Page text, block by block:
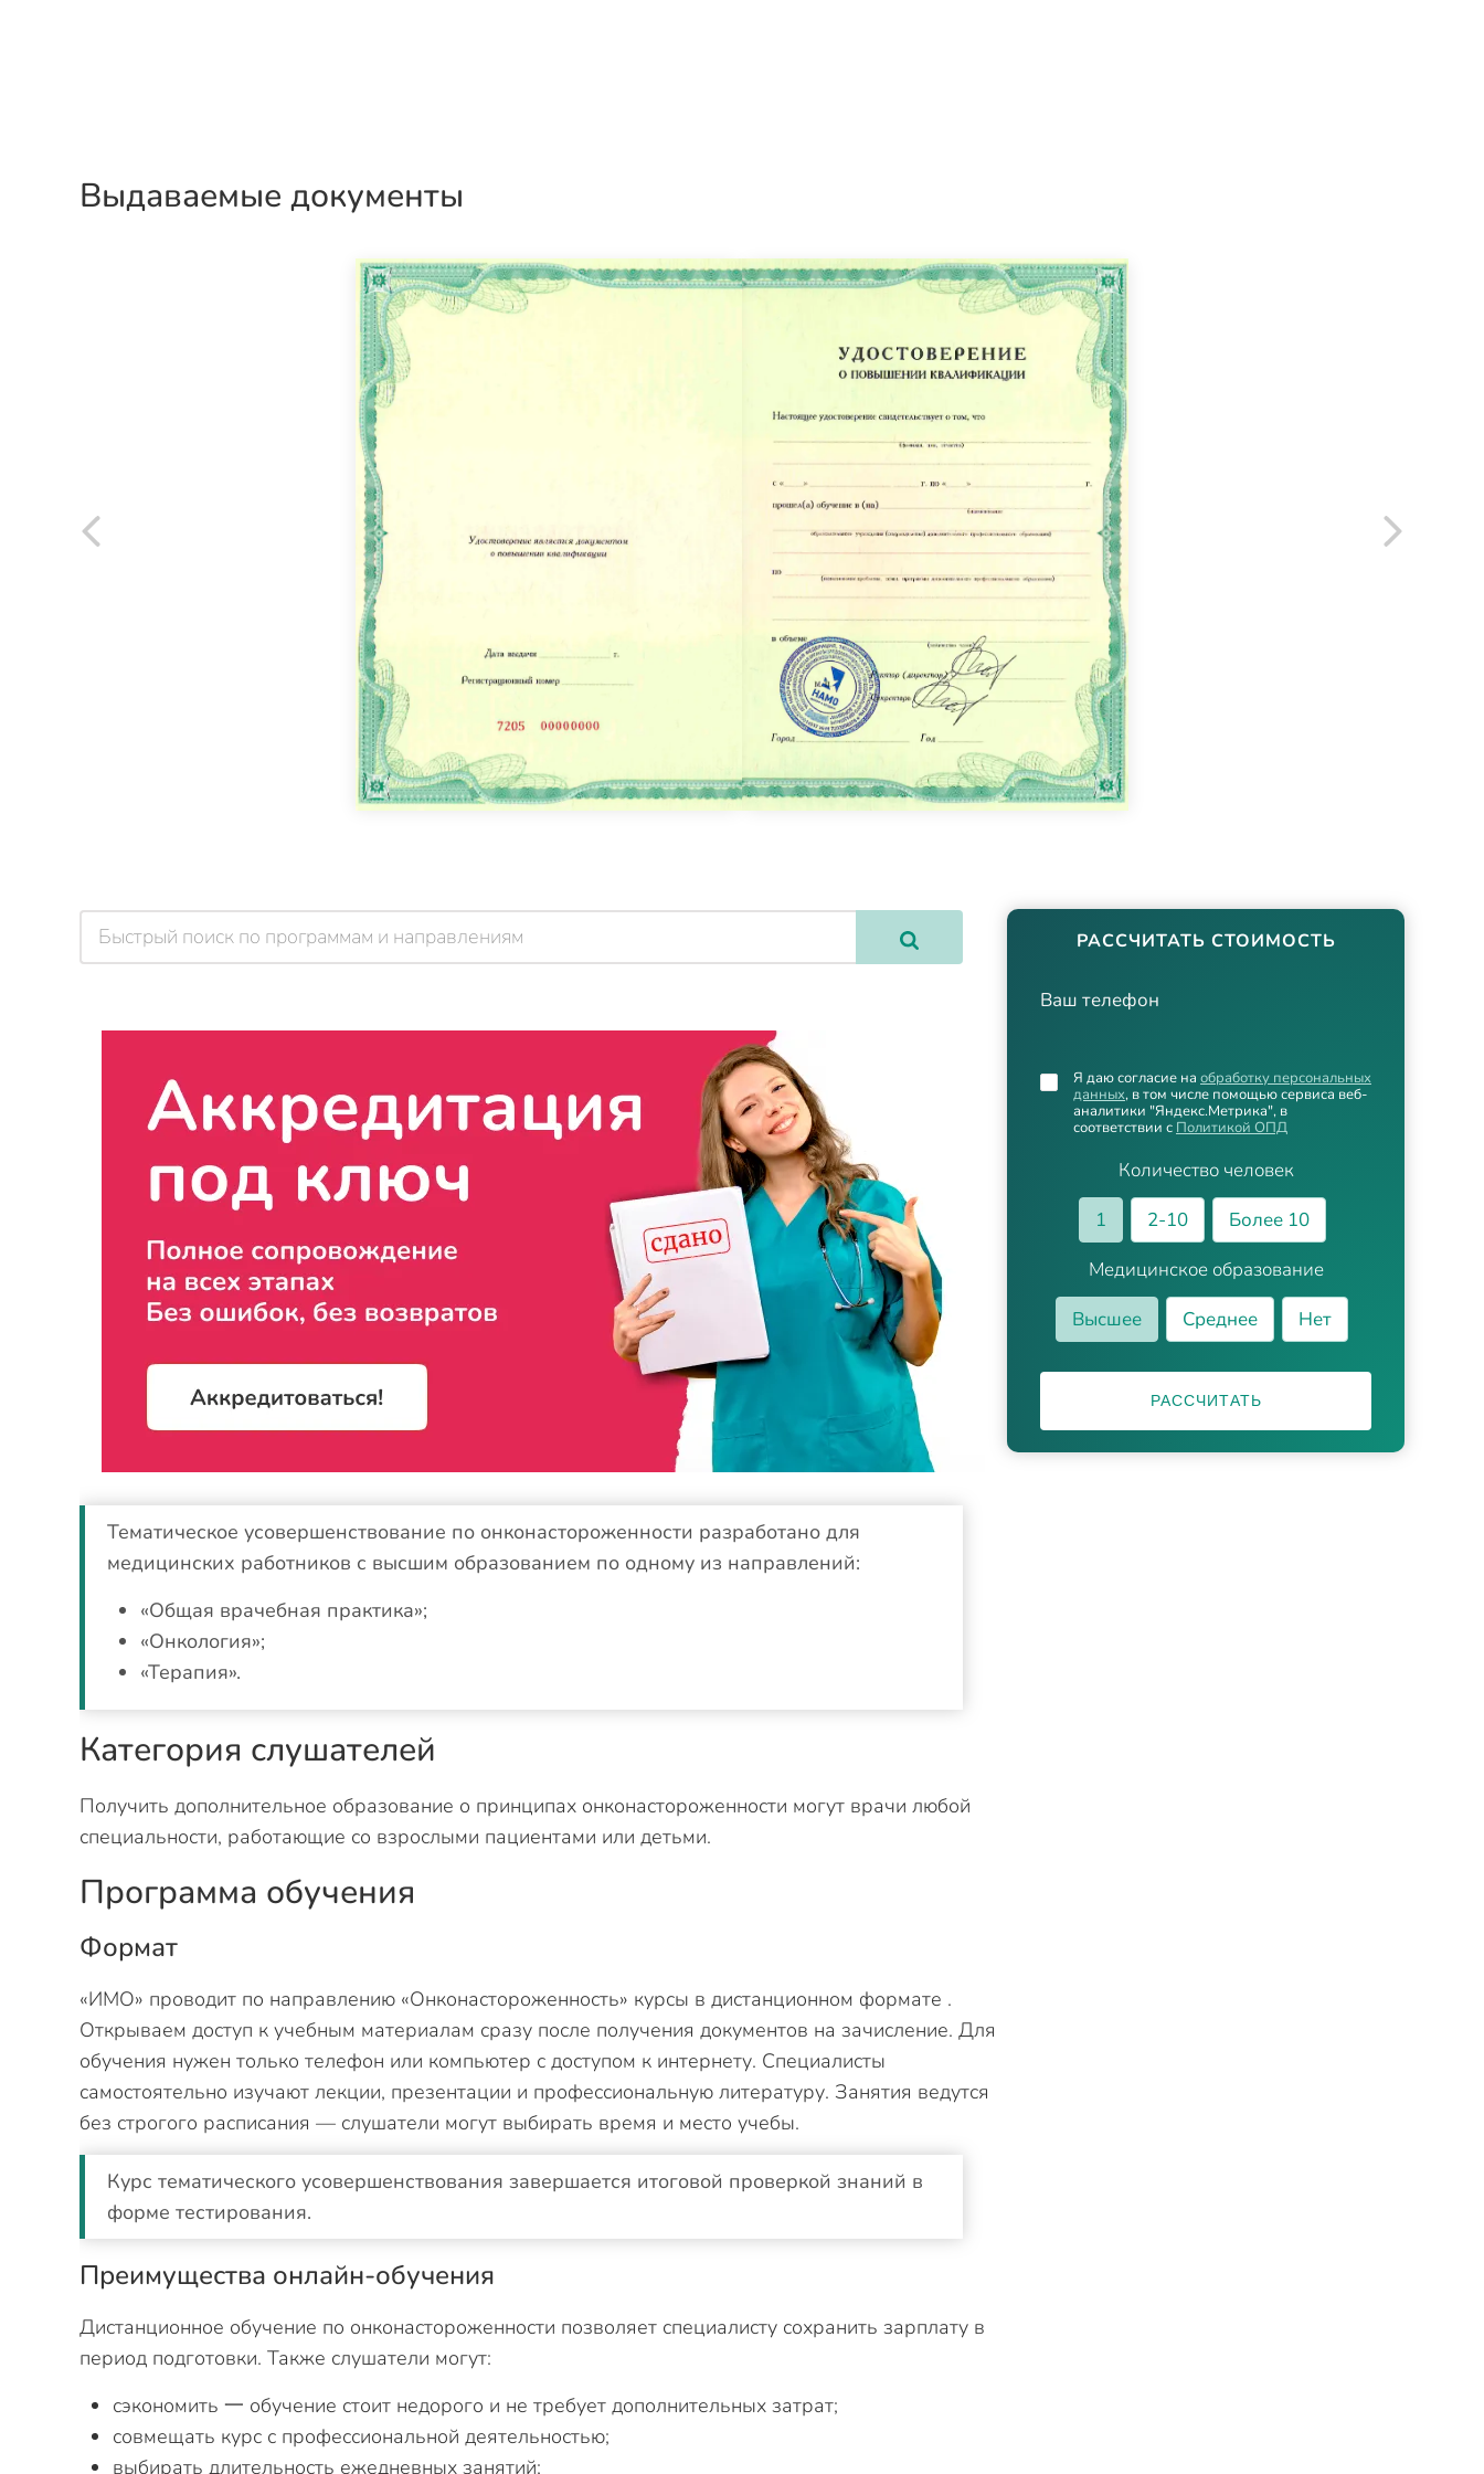
Выдаваемые документы
РАССЧИТАТЬ СТОИМОСТЬ
Ваш телефон
Количество человек
1
2-10
Более 10
Медицинское образование
Высшее
Среднее Нет
Я даю согласие на обработку персональных
данных, в том числе помощью сервиса веб-
аналитики "Яндекс.Метрика", в
соответствии с Политикой ОПД
РАССЧИТАТЬ
Тематическое усовершенствование по онконастороженности разработано для
медицинских работников с высшим образованием по одному из направлений:
«Общая врачебная практика»;
«Онкология»;
«Терапия».
Категория слушателей
Получить дополнительное образование о принципах онконастороженности могут врачи любой
специальности, работающие со взрослыми пациентами или детьми.
Программа обучения
Формат
«ИМО» проводит по направлению «Онконастороженность» курсы в дистанционном формате .
Открываем доступ к учебным материалам сразу после получения документов на зачисление. Для
обучения нужен только телефон или компьютер с доступом к интернету. Специалисты
самостоятельно изучают лекции, презентации и профессиональную литературу. Занятия ведутся
без строгого расписания — слушатели могут выбирать время и место учебы.
Курс тематического усовершенствования завершается итоговой проверкой знаний в
форме тестирования.
Преимущества онлайн-обучения
Дистанционное обучение по онконастороженности позволяет специалисту сохранить зарплату в
период подготовки. Также слушатели могут:
сэкономить 一 обучение стоит недорого и не требует дополнительных затрат;
совмещать курс с профессиональной деятельностью;
выбирать длительность ежедневных занятий;